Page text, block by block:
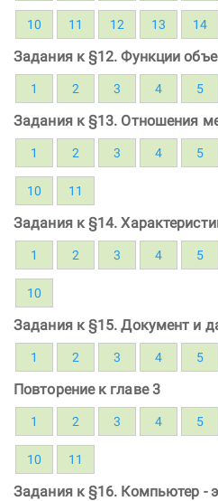
10 11 12 13 14
Задания к §12. Функции
1 2 3 4 5
Задания к §13. Отношения
1 2 3 4 5
10 11
Задания к §14.
1 2 3 4 5
10
Задания к §15. Документ и
1 2 3 4 5
Повторение к главе 3
1 2 3 4 5
10 11
Задания к §16. Компьютер -